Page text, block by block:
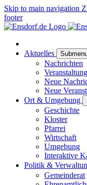
Skip to main navigation
footer
Aktuelles
Nachrichten
Neue
Neue
Ort & Umgebung
Geschichte
Kloster
Pfarrei
Wirtschaft
Umgebung
Interaktive
Politik &
Gemeinderat